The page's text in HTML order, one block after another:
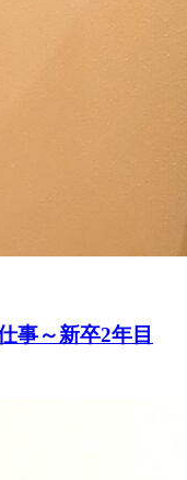
事～新卒2年目